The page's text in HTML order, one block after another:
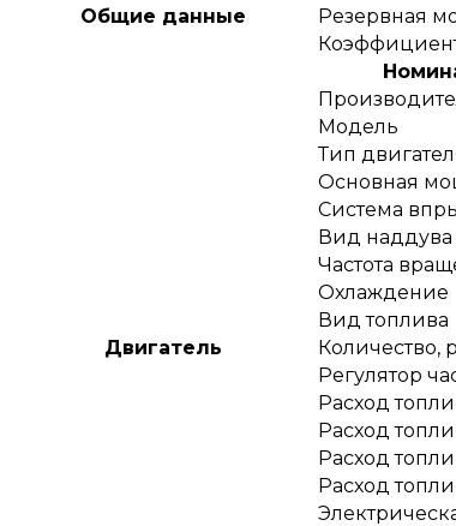
Общие данные
Резервная
Двигатель
Модель
Тип
Основная
Система
Вид наддува
Частота
Охлаждение
Вид топлива
Количество,
Регулятор
Расход
Расход
Расход
Расход